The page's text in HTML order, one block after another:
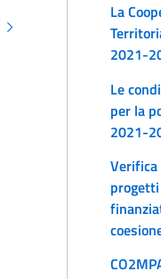
La
2021-
Le
per la
2021-